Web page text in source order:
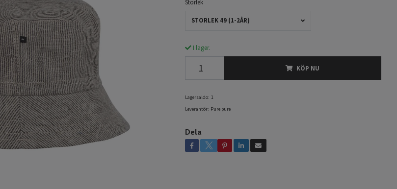
Storlek
STORLEK 49 (1-2ÅR)
I lager.
KÖP NU
Lagersaldo: 1
Leverantör: Pure pure
Dela